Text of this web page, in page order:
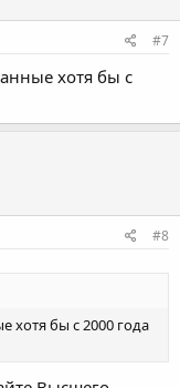
#7
хотя бы с
#8
хотя бы с 2000 года